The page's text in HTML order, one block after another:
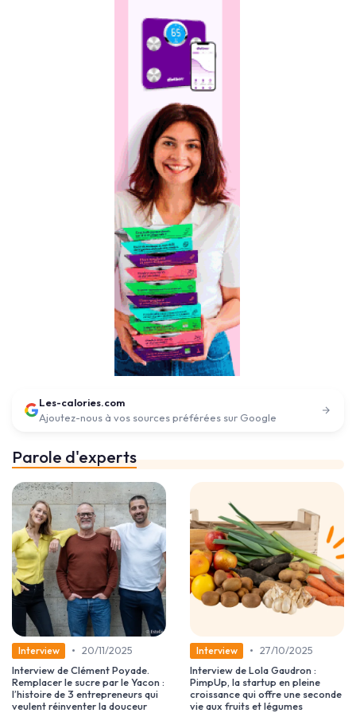
Les-calories.com
Ajoutez-nous à vos sources préférées sur Google
Parole d'experts
Interview • 20/11/2025
Interview de Clément Poyade.
Remplacer le sucre par le Yacon :
l’histoire de 3 entrepreneurs qui
veulent réinventer la douceur
Interview • 27/10/2025
Interview de Lola Gaudron :
PimpUp, la startup en pleine
croissance qui offre une seconde
vie aux fruits et légumes